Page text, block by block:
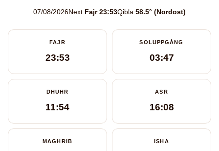
07/08/2026Next:Fajr 23:53Qibla:58.5° (Nordost)
FAJR
23:53
SOLUPPGÅNG
03:47
DHUHR
11:54
ASR
16:08
MAGHRIB ISHA